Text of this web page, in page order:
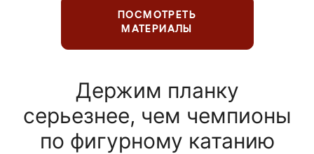
ПОСМОТРЕТЬ
МАТЕРИАЛЫ
Держим планку
серьезнее, чем чемпионы
по фигурному катанию